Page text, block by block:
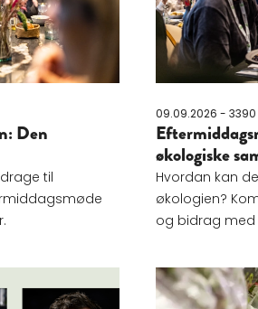
Den
til
09.09.2026 -
økologiske
Hvordan kan
økologien?
og bidrag med
hjerte, en skarpere hjerne og
Læs mere om